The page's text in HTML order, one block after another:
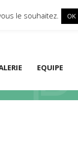
EQUIPE
le souhaitez. OK